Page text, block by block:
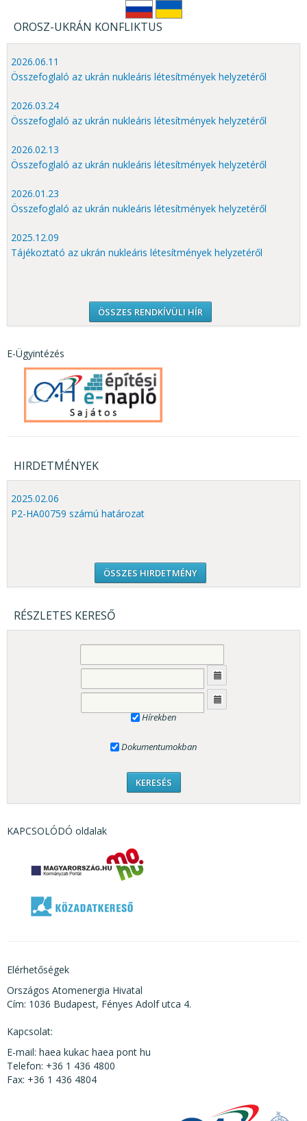
OROSZ-UKRÁN KONFLIKTUS
2026.06.11
Összefoglaló az ukrán nukleáris létesítmények helyzetéről
2026.03.24
Összefoglaló az ukrán nukleáris létesítmények helyzetéről
2026.02.13
Összefoglaló az ukrán nukleáris létesítmények helyzetéről
2026.01.23
Összefoglaló az ukrán nukleáris létesítmények helyzetéről
2025.12.09
Tájékoztató az ukrán nukleáris létesítmények helyzetéről
ÖSSZES RENDKÍVÜLI HÍR
E-Ügyintézés
HIRDETMÉNYEK
2025.02.06
P2-HA00759 számú határozat
ÖSSZES HIRDETMÉNY
RÉSZLETES KERESŐ
Hírekben
Dokumentumokban
KAPCSOLÓDÓ oldalak
Elérhetőségek
Országos Atomenergia Hivatal
Cím: 1036 Budapest, Fényes Adolf utca 4.
Kapcsolat:
E-mail: haea kukac haea pont hu
Telefon: +36 1 436 4800
Fax: +36 1 436 4804